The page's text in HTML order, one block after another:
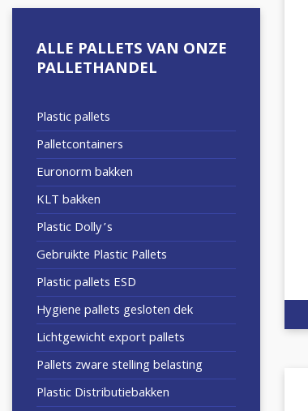
ALLE PALLETS VAN ONZE
PALLETHANDEL
Plastic pallets
Palletcontainers
Euronorm bakken
KLT bakken
Plastic Dolly’s
Gebruikte Plastic Pallets
Plastic pallets ESD
Hygiene pallets gesloten dek
Lichtgewicht export pallets
Pallets zware stelling belasting
Plastic Distributiebakken